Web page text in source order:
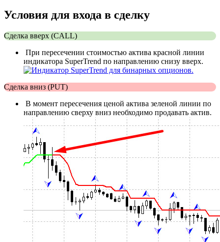
Условия для входа в сделку
Сделка вверх (CALL)
При пересечении стоимостью актива красной линии
индикатора SuperTrend по направлению снизу вверх.
Сделка вниз (PUT)
В момент пересечения ценой актива зеленой линии по
направлению сверху вниз необходимо продавать актив.